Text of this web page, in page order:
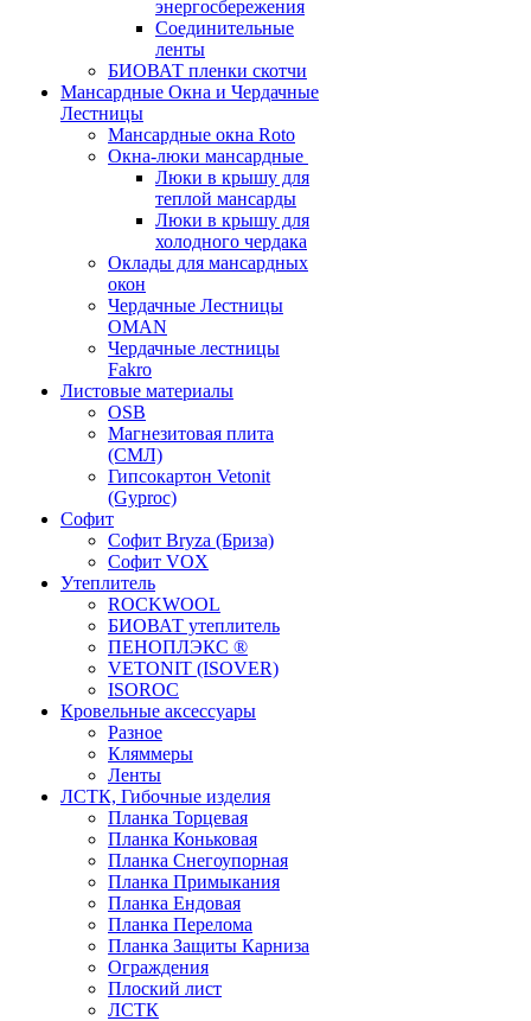
энергосбережения
Соединительные
ленты
БИОВАТ пленки скотчи
Мансардные Окна и Чердачные
Лестницы
Мансардные окна Roto
Окна-люки мансардные
Люки в крышу для
теплой мансарды
Люки в крышу для
холодного чердака
Оклады для мансардных
окон
Чердачные Лестницы
OMAN
Чердачные лестницы
Fakro
Листовые материалы
OSB
Магнезитовая плита
(СМЛ)
Гипсокартон Vetonit
(Gyproc)
Софит
Софит Bryza (Бриза)
Софит VOX
Утеплитель
ROCKWOOL
БИОВАТ утеплитель
ПЕНОПЛЭКС ®
VETONIT (ISOVER)
ISOROC
Кровельные аксессуары
Разное
Кляммеры
Ленты
ЛСТК, Гибочные изделия
Планка Торцевая
Планка Коньковая
Планка Снегоупорная
Планка Примыкания
Планка Ендовая
Планка Перелома
Планка Защиты Карниза
Ограждения
Плоский лист
ЛСТК